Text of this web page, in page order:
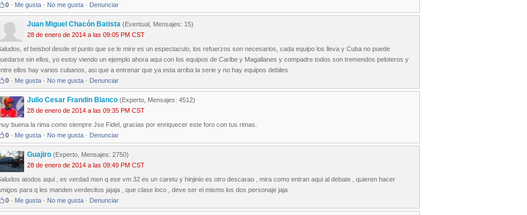
0 · Me gusta · No me gusta · Denunciar
Juan Miguel Chacón Batista (Eventual, Mensajes: 15)
28 de enero de 2014 a las 09:05 PM CST
el beisbol desde el punto que se le mire es un espectaculo, los refuerzos son necesarios, cada equipo los lleva y Cuba no puede
sin ellos, yo estoy viendo un ejemplo ahora aqui con los equipos de Caribe y Magallanes y compadre todos son tremendos peloteros y
ellos hay varios cubanos, asi que a entrenar que ya esta arriba la serie y no hay equipos debiles.
0 · Me gusta · No me gusta · Denunciar
Julio Cesar Frandin Blanco (Experto, Mensajes: 4512)
28 de enero de 2014 a las 09:35 PM CST
buena la rima como siempre Jse Fidel, gracias por enriquecer este foro con tus rimas.
0 · Me gusta · No me gusta · Denunciar
Guajiro (Experto, Mensajes: 2750)
28 de enero de 2014 a las 09:49 PM CST
atodos aqui , es verdad men q ese vm 32 es un caretu y hinjinio es otro descarao , mira como entran aqui al debate , quieren hacer
para q les manden verdecitos jajaja , que clase loco , deve ser el mismo los dos personaje jaja
0 · Me gusta · No me gusta · Denunciar